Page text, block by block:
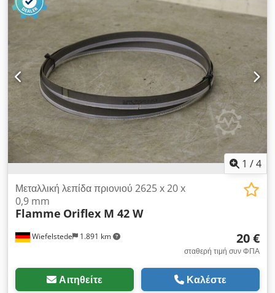
1 /4
Wiefelstede 1.891 km
Μεταλλική λεπίδα πριονιού 2625 x 20 x
0,9 mm
Flamme Oriflex M 42 W
20 €
σταθερή τιμή συν ΦΠΑ
Αιτηθείτε Καλέστε